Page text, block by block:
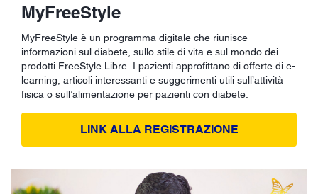
MyFreeStyle
MyFreeStyle è un programma digitale che riunisce
informazioni sul diabete, sullo stile di vita e sul mondo dei
prodotti FreeStyle Libre. I pazienti approfittano di offerte di e-
learning, articoli interessanti e suggerimenti utili sull’attività
fisica o sull’alimentazione per pazienti con diabete.
LINK ALLA REGISTRAZIONE